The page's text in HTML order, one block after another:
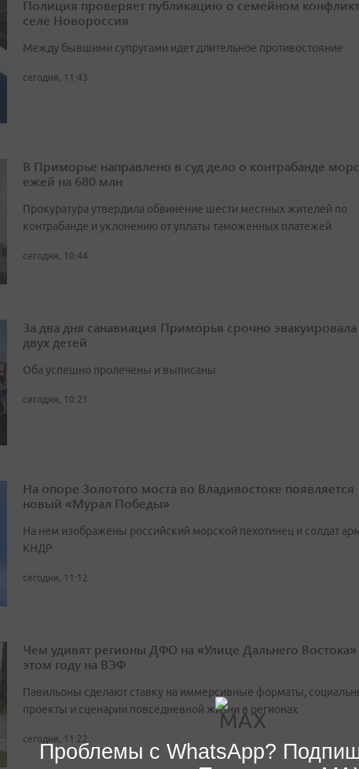
Полиция проверяет публикацию о семейном
селе Новороссия
Между бывшими супругами идет длительное противостояние
сегодня, 11:43
В Приморье направлено в суд дело о контрабанде
ежей на 680 млн
Прокуратура утвердила обвинение шести местных жителей по
контрабанде и уклонению от уплаты таможенных платежей
сегодня, 10:44
За два дня санавиация Приморья срочно эвакуировала
двух детей
Оба успешно пролечены и выписаны
сегодня, 10:21
На опоре Золотого моста во Владивостоке появляется
новый «Мурал Победы»
На нем изображены российский морской пехотинец и солдат
КНДР
сегодня, 11:12
Чем удивят регионы ДФО на «Улице Дальнего Востока»
этом году на ВЭФ
Павильоны сделают ставку на иммерсивные форматы,
проекты и сценарии повседневной жизни в регионах
сегодня, 11:22
Проблемы с WhatsApp?